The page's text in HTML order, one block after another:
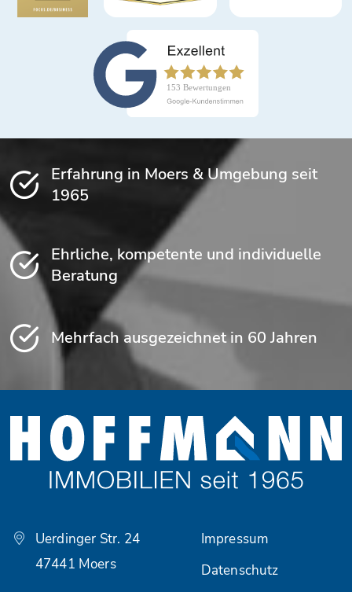
Erfahrung in Moers & Umgebung seit
1965
Ehrliche, kompetente und individuelle
Beratung
Mehrfach ausgezeichnet in 60 Jahren
Uerdinger Str. 24
47441 Moers
Impressum
Datenschutz